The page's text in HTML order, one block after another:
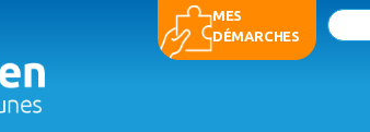
MES
DÉMARCHES